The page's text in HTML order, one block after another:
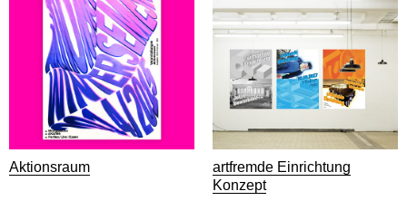
Aktionsraum
artfremde Einrichtung
Konzept